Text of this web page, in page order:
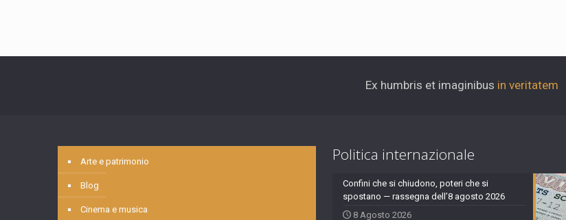
Ex humbris et imaginibus in veritatem
Arte e patrimonio
Blog
Cinema e musica
Politica internazionale
Confini che si chiudono, poteri che si
spostano — rassegna dell’8 agosto 2026
8 Agosto 2026